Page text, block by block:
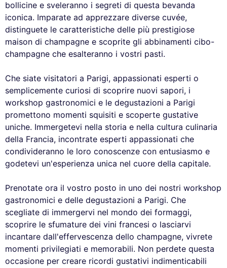
bollicine e sveleranno i segreti di questa bevanda
iconica. Imparate ad apprezzare diverse cuvée,
distinguete le caratteristiche delle più prestigiose
maison di champagne e scoprite gli abbinamenti cibo-
champagne che esalteranno i vostri pasti.
Che siate visitatori a Parigi, appassionati esperti o
semplicemente curiosi di scoprire nuovi sapori, i
workshop gastronomici e le degustazioni a Parigi
promettono momenti squisiti e scoperte gustative
uniche. Immergetevi nella storia e nella cultura culinaria
della Francia, incontrate esperti appassionati che
condivideranno le loro conoscenze con entusiasmo e
godetevi un'esperienza unica nel cuore della capitale.
Prenotate ora il vostro posto in uno dei nostri workshop
gastronomici e delle degustazioni a Parigi. Che
scegliate di immergervi nel mondo dei formaggi,
scoprire le sfumature dei vini francesi o lasciarvi
incantare dall'effervescenza dello champagne, vivrete
momenti privilegiati e memorabili. Non perdete questa
occasione per creare ricordi gustativi indimenticabili